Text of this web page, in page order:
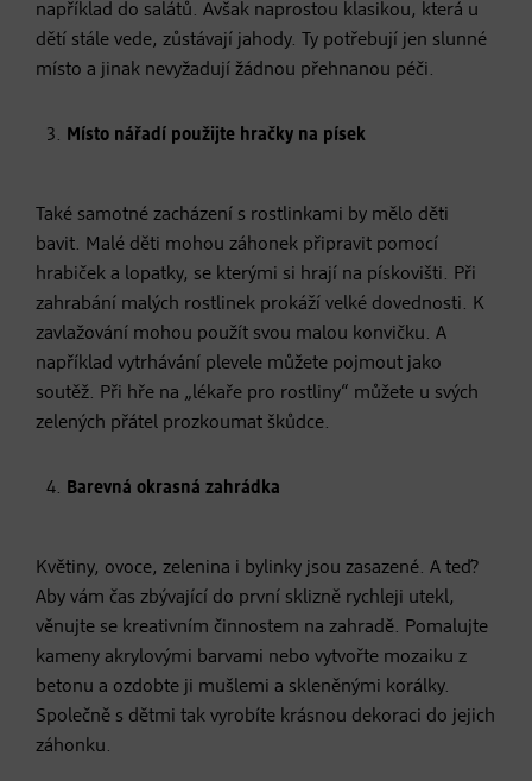
například do salátů. Avšak naprostou klasikou, která u
dětí stále vede, zůstávají jahody. Ty potřebují jen slunné
místo a jinak nevyžadují žádnou přehnanou péči.
Místo nářadí použijte hračky na písek
Také samotné zacházení s rostlinkami by mělo děti
bavit. Malé děti mohou záhonek připravit pomocí
hrabiček a lopatky, se kterými si hrají na pískovišti. Při
zahrabání malých rostlinek prokáží velké dovednosti. K
zavlažování mohou použít svou malou konvičku. A
například vytrhávání plevele můžete pojmout jako
soutěž. Při hře na „lékaře pro rostliny“ můžete u svých
zelených přátel prozkoumat škůdce.
Barevná okrasná zahrádka
Květiny, ovoce, zelenina i bylinky jsou zasazené. A teď?
Aby vám čas zbývající do první sklizně rychleji utekl,
věnujte se kreativním činnostem na zahradě. Pomalujte
kameny akrylovými barvami nebo vytvořte mozaiku z
betonu a ozdobte ji mušlemi a skleněnými korálky.
Společně s dětmi tak vyrobíte krásnou dekoraci do jejich
záhonku.